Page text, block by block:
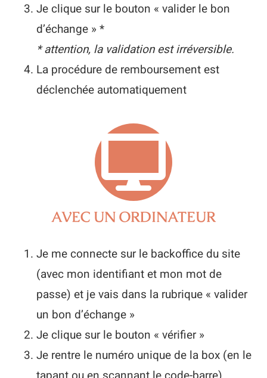
Je clique sur le bouton « valider le bon
d’échange » *
* attention, la validation est irréversible.
La procédure de remboursement est
déclenchée automatiquement
AVEC UN ORDINATEUR
Je me connecte sur le backoffice du site
(avec mon identifiant et mon mot de
passe) et je vais dans la rubrique « valider
un bon d’échange »
Je clique sur le bouton « vérifier »
Je rentre le numéro unique de la box (en le